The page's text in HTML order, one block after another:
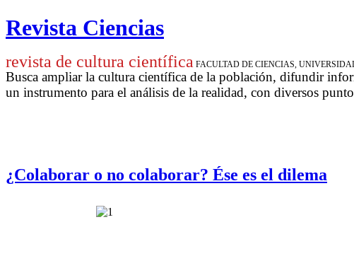
Revista Ciencias
revista de cultura científica FACULTAD DE CIENCIAS,
Busca ampliar la cultura científica de la población, difundir
un instrumento para el análisis de la realidad, con diversos
¿Colaborar o no colaborar? Ése es el dilema